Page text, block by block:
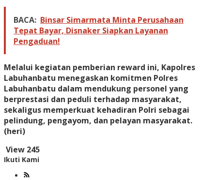
BACA: Binsar Simarmata Minta Perusahaan
Tepat Bayar, Disnaker Siapkan Layanan
Pengaduan!
Melalui kegiatan pemberian reward ini, Kapolres
Labuhanbatu menegaskan komitmen Polres
Labuhanbatu dalam mendukung personel yang
berprestasi dan peduli terhadap masyarakat,
sekaligus memperkuat kehadiran Polri sebagai
pelindung, pengayom, dan pelayan masyarakat.
(heri)
View 245
Ikuti Kami